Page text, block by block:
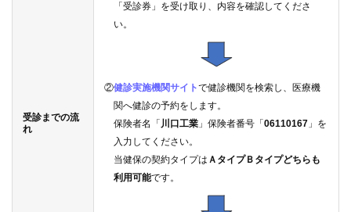
受診までの流
れ
「受診券」を受け取り、内容を確認してくださ
い。
②健診実施機関サイトで健診機関を検索し、医療機
関へ健診の予約をします。
保険者名「 川口工業 」保険者番号「 06110167 」を
入力してください。
当健保の契約タイプは ＡタイプＢタイプどちらも
利用可能です。